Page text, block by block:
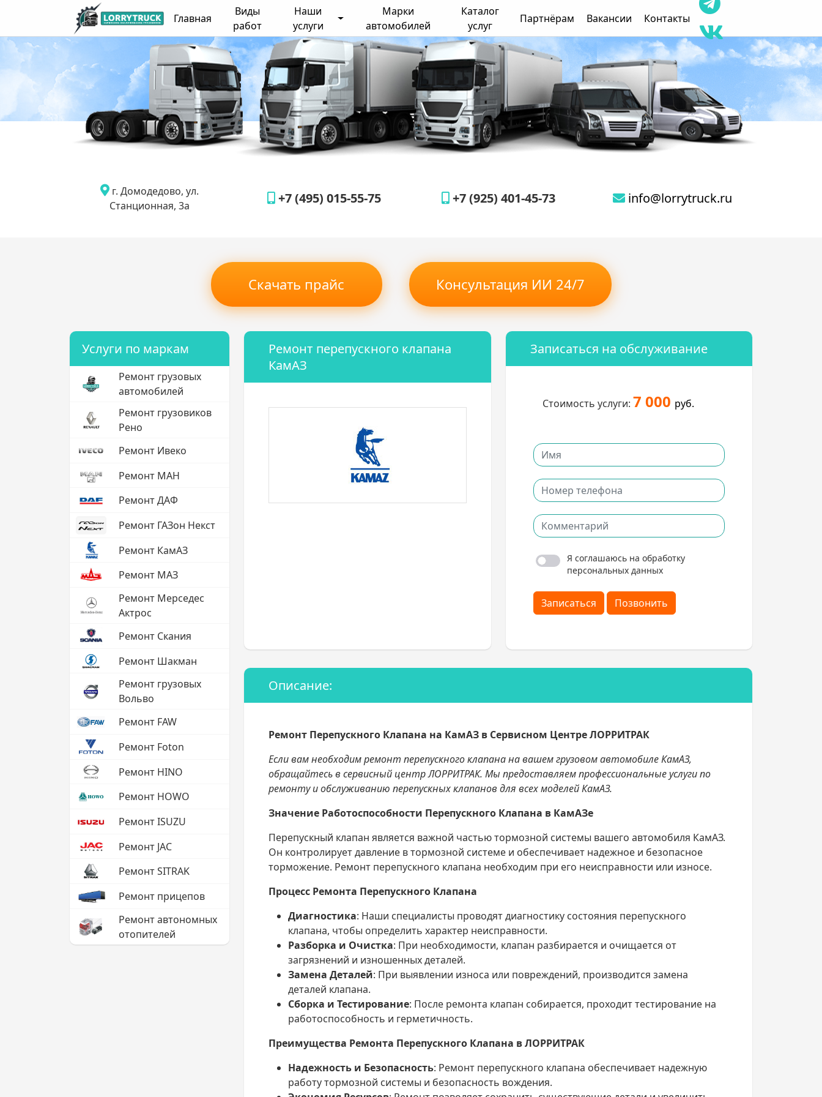
Главная
Виды
работ
Наши
услуги
Марки
автомобилей
Каталог
услуг
Партнёрам Вакансии Контакты
г. Домодедово, ул.
Станционная, 3а
+7 (495) 015-55-75 +7 (925) 401-45-73 info@lorrytruck.ru
Скачать прайс Консультация ИИ 24/7
Услуги по маркам
Ремонт грузовых
автомобилей
Ремонт грузовиков
Рено
Ремонт Ивеко
Ремонт МАН
Ремонт ДАФ
Ремонт ГАЗон Некст
Ремонт КамАЗ
Ремонт МАЗ
Ремонт Мерседес
Актрос
Ремонт Скания
Ремонт Шакман
Ремонт грузовых
Вольво
Ремонт FAW
Ремонт Foton
Ремонт HINO
Ремонт HOWO
Ремонт ISUZU
Ремонт JAC
Ремонт SITRAK
Ремонт прицепов
Ремонт автономных
отопителей
Ремонт перепускного клапана
КамАЗ
Записаться на обслуживание
Стоимость услуги: 7 000 руб.
Я соглашаюсь на обработку
персональных данных
Записаться Позвонить
Описание:
Ремонт Перепускного Клапана на КамАЗ в Сервисном Центре ЛОРРИТРАК
Если вам необходим ремонт перепускного клапана на вашем грузовом автомобиле КамАЗ,
обращайтесь в сервисный центр ЛОРРИТРАК. Мы предоставляем профессиональные услуги по
ремонту и обслуживанию перепускных клапанов для всех моделей КамАЗ.
Значение Работоспособности Перепускного Клапана в КамАЗе
Перепускный клапан является важной частью тормозной системы вашего автомобиля КамАЗ.
Он контролирует давление в тормозной системе и обеспечивает надежное и безопасное
торможение. Ремонт перепускного клапана необходим при его неисправности или износе.
Процесс Ремонта Перепускного Клапана
Диагностика: Наши специалисты проводят диагностику состояния перепускного
клапана, чтобы определить характер неисправности.
Разборка и Очистка: При необходимости, клапан разбирается и очищается от
загрязнений и изношенных деталей.
Замена Деталей: При выявлении износа или повреждений, производится замена
деталей клапана.
Сборка и Тестирование: После ремонта клапан собирается, проходит тестирование на
работоспособность и герметичность.
Преимущества Ремонта Перепускного Клапана в ЛОРРИТРАК
Надежность и Безопасность: Ремонт перепускного клапана обеспечивает надежную
работу тормозной системы и безопасность вождения.